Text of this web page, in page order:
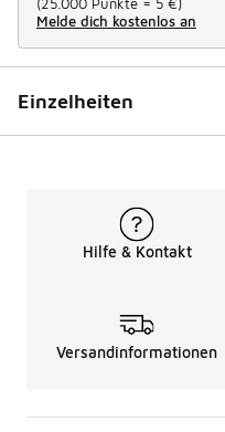
Melde dich kostenlos an
Einzelheiten
Hilfe & Kontakt
Versandinformationen